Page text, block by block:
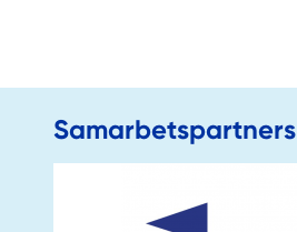
Samarbetspartners